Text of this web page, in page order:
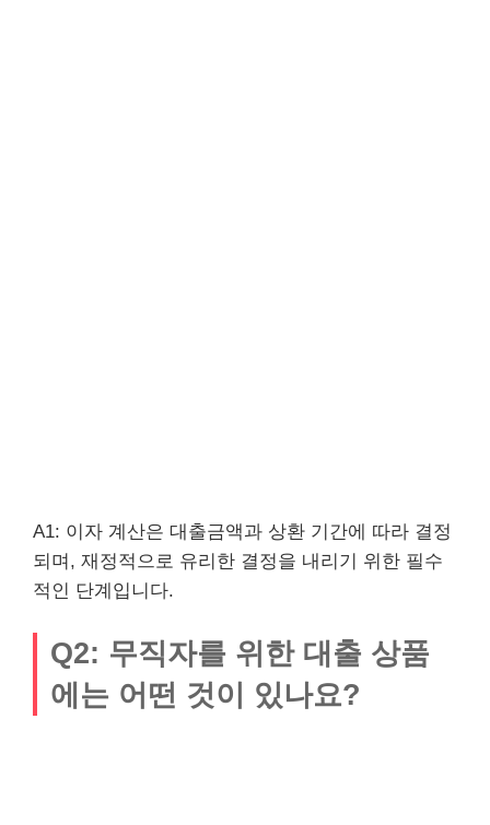
A1: 이자 계산은 대출금액과 상환 기간에 따라 결정
되며, 재정적으로 유리한 결정을 내리기 위한 필수
적인 단계입니다.
Q2: 무직자를 위한 대출 상품
에는 어떤 것이 있나요?